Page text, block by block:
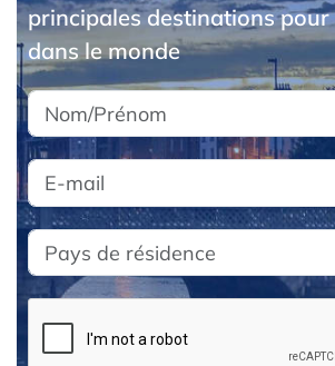
principales destinations
dans le monde